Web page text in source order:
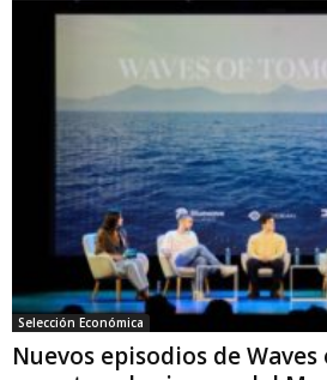
Selección Económica
Nuevos episodios de